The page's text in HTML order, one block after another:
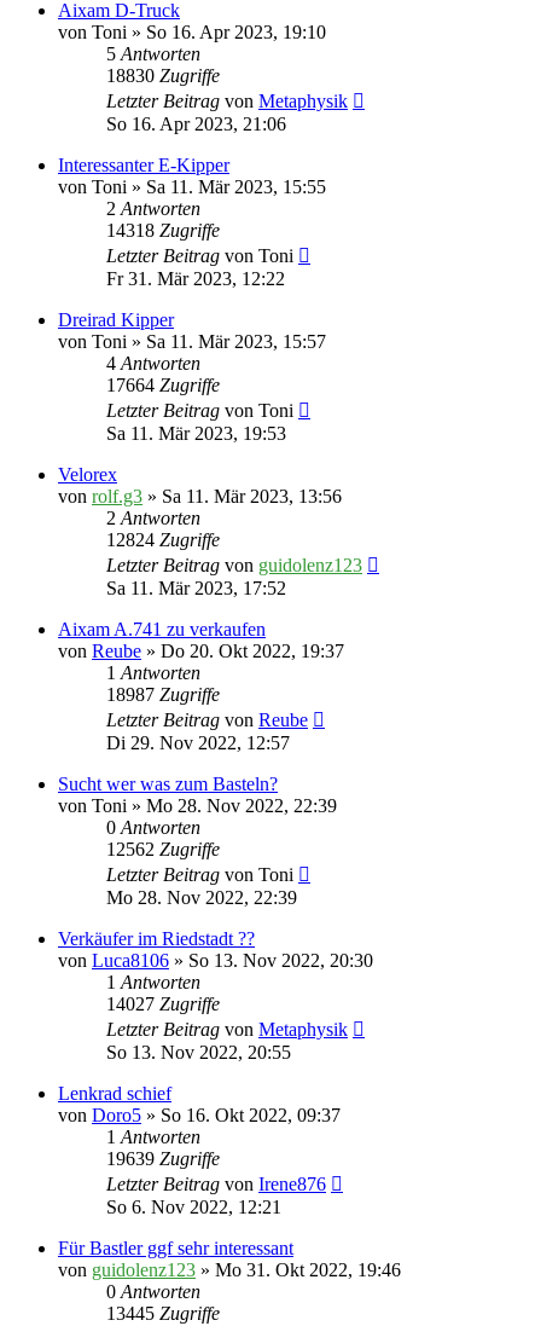
Aixam D-Truck
von Toni » So 16. Apr 2023, 19:10
5Antworten
18830 Zugriffe
Letzter Beitrag von Metaphysik
So 16. Apr 2023, 21:06
Interessanter E-Kipper
von Toni » Sa 11. Mär 2023, 15:55
2Antworten
14318 Zugriffe
Letzter Beitrag von Toni
Fr 31. Mär 2023, 12:22
Dreirad Kipper
von Toni » Sa 11. Mär 2023, 15:57
4Antworten
17664 Zugriffe
Letzter Beitrag von Toni
Sa 11. Mär 2023, 19:53
Velorex
von rolf.g3 » Sa 11. Mär 2023, 13:56
2Antworten
12824 Zugriffe
Letzter Beitrag von guidolenz123
Sa 11. Mär 2023, 17:52
Aixam A.741 zu verkaufen
von Reube » Do 20. Okt 2022, 19:37
1Antworten
18987 Zugriffe
Letzter Beitrag von Reube
Di 29. Nov 2022, 12:57
Sucht wer was zum Basteln?
von Toni » Mo 28. Nov 2022, 22:39
0Antworten
12562 Zugriffe
Letzter Beitrag von Toni
Mo 28. Nov 2022, 22:39
Verkäufer im Riedstadt ??
von Luca8106 » So 13. Nov 2022, 20:30
1Antworten
14027 Zugriffe
Letzter Beitrag von Metaphysik
So 13. Nov 2022, 20:55
Lenkrad schief
von Doro5 » So 16. Okt 2022, 09:37
1Antworten
19639 Zugriffe
Letzter Beitrag von Irene876
So 6. Nov 2022, 12:21
Für Bastler ggf sehr interessant
von guidolenz123 » Mo 31. Okt 2022, 19:46
0Antworten
13445 Zugriffe